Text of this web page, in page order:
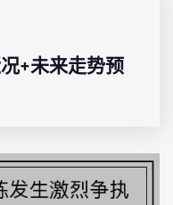
+未来走势预